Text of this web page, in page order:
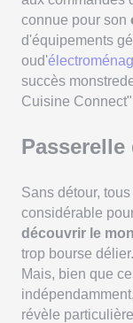
connue pour son
d'équipements
oud'
succès
Cuisine
Sans détour,
considérable
découvrir le
trop bourse délier.
Mais, bien que
révèle